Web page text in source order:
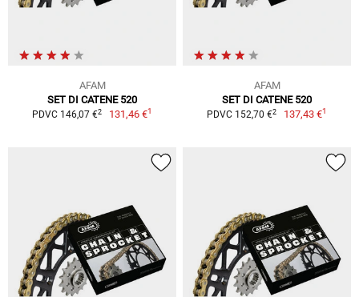
AFAM
SET DI CATENE 520
PDVC 146,07 €2 131,46 €1
AFAM
SET DI CATENE 520
PDVC 152,70 €2 137,43 €1